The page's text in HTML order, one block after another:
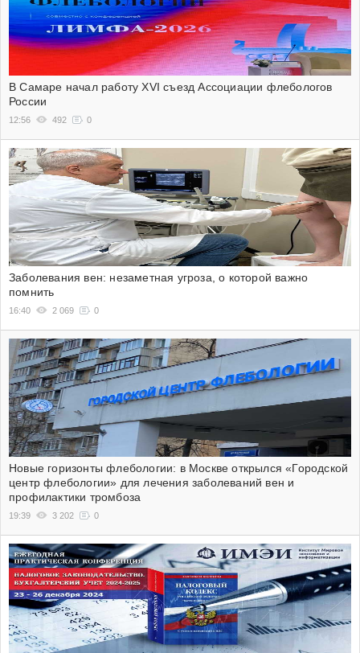
В Самаре начал работу XVI съезд Ассоциации флебологов
России
12:56 492 0
Заболевания вен: незаметная угроза, о которой важно
помнить
16:40 2 069 0
Новые горизонты флебологии: в Москве открылся «Городской
центр флебологии» для лечения заболеваний вен и
профилактики тромбоза
19:39 3 202 0